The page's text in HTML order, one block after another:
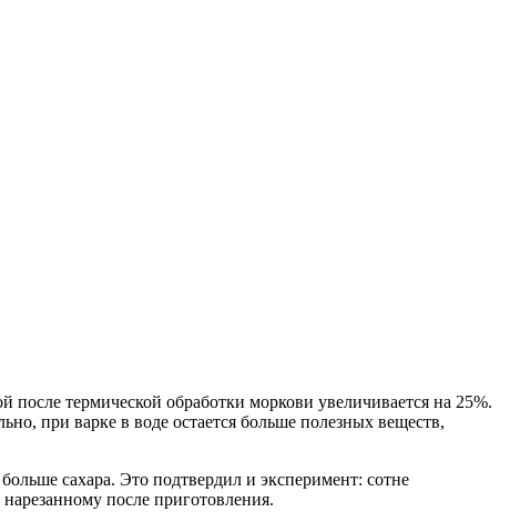
термической обработки моркови увеличивается на 25%.
при варке в воде остается больше полезных веществ,
сахара. Это подтвердил и эксперимент: сотне
после приготовления.